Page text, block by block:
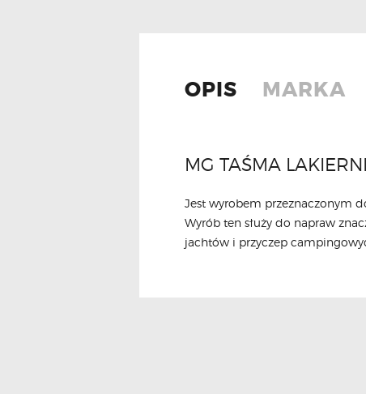
OPIS MARKA
MG TAŚMA
Jest wyrobem przeznaczonym
Wyrób ten służy do napraw
jachtów i przyczep